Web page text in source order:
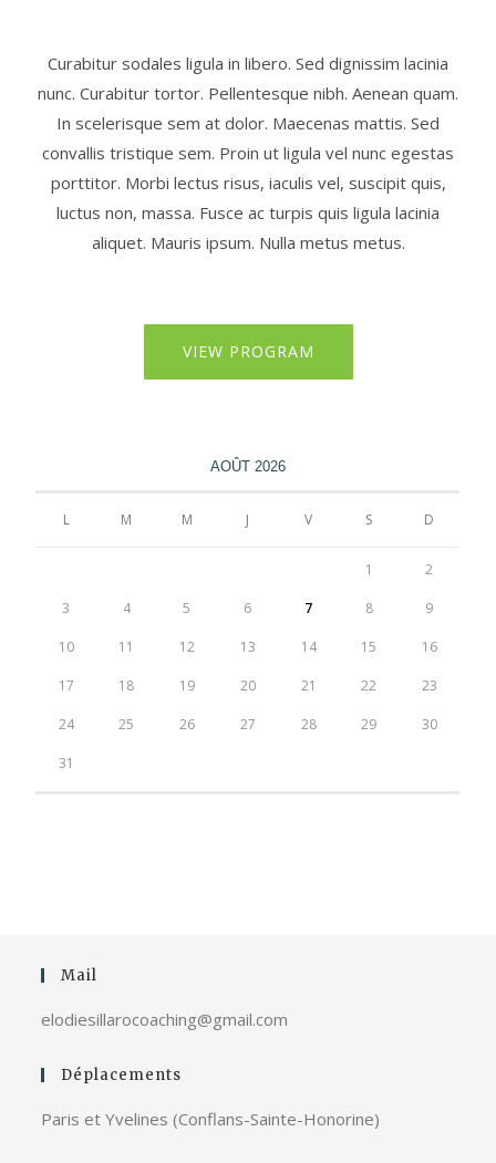
Curabitur sodales ligula in libero. Sed dignissim lacinia
nunc. Curabitur tortor. Pellentesque nibh. Aenean quam.
In scelerisque sem at dolor. Maecenas mattis. Sed
convallis tristique sem. Proin ut ligula vel nunc egestas
porttitor. Morbi lectus risus, iaculis vel, suscipit quis,
luctus non, massa. Fusce ac turpis quis ligula lacinia
aliquet. Mauris ipsum. Nulla metus metus.
VIEW PROGRAM
AOÛT 2026
L M M J V S D
1 2
3 4 5 6 7 8 9
10 11 12 13 14 15 16
17 18 19 20 21 22 23
24 25 26 27 28 29 30
31
Mail
elodiesillarocoaching@gmail.com
Déplacements
Paris et Yvelines (Conflans-Sainte-Honorine)